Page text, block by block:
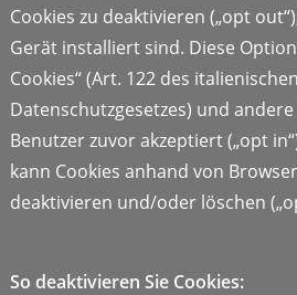
Cookies zu deaktivieren („opt
Gerät installiert sind. Diese
Cookies“ (Art. 122 des italienischen
Datenschutzgesetzes) und
Benutzer zuvor akzeptiert („opt
kann Cookies anhand von
deaktivieren und/oder löschen
So deaktivieren Sie Cookies: